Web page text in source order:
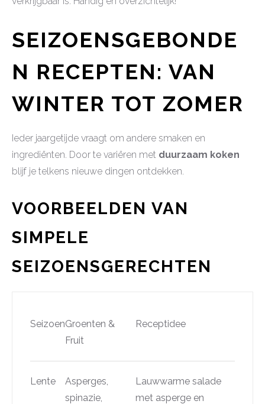
SEIZOENSGEBONDE
N RECEPTEN: VAN
WINTER TOT ZOMER
Ieder jaargetijde vraagt om andere smaken en
ingrediënten. Door te variëren met duurzaam koken
blijf je telkens nieuwe dingen ontdekken.
VOORBEELDEN VAN
SIMPELE
SEIZOENSGERECHTEN
SeizoenGroenten &
Fruit
Receptidee
Lente
Asperges,
spinazie,
Lauwwarme salade
met asperge en